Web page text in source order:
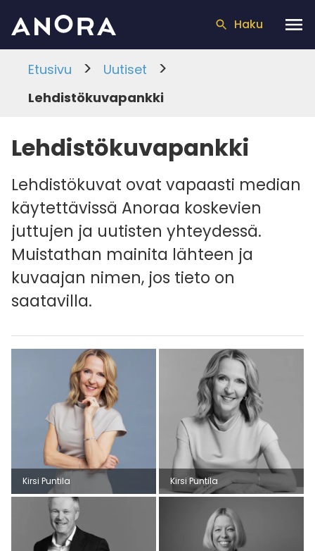
Haku
Etusivu > Uutiset >
Lehdistökuvapankki
Lehdistökuvapankki
Lehdistökuvat ovat vapaasti median
käytettävissä Anoraa koskevien
juttujen ja uutisten yhteydessä.
Muistathan mainita lähteen ja
kuvaajan nimen, jos tieto on
saatavilla.
Kirsi Puntila Kirsi Puntila